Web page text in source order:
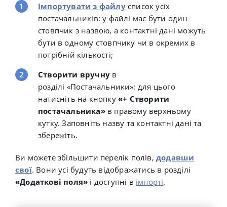
Імпортувати з файлу список усіх
постачальників: у файлі має бути один
стовпчик з назвою, а контактні дані можуть
бути в одному стовпчику чи в окремих в
потрібній кількості;
Створити вручну в
розділі «Постачальники»: для цього
натисніть на кнопку «+ Створити
постачальника» в правому верхньому
кутку. Заповніть назву та контактні дані та
збережіть.
Ви можете збільшити перелік полів, додавши
свої. Вони усі будуть відображатись в розділі
«Додаткові поля» і доступні в імпорті.